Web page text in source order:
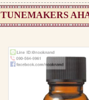
TUNEMAKERS